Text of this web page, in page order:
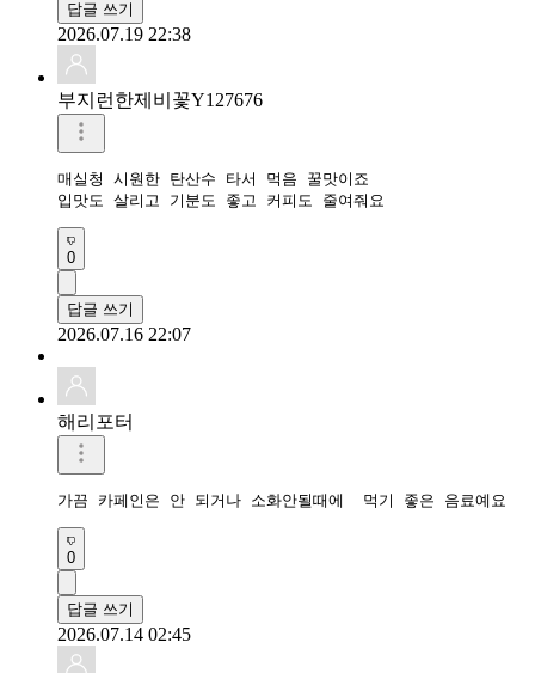
답글 쓰기
2026.07.19 22:38
부지런한제비꽃Y127676
매실청 시원한 탄산수 타서 먹음 꿀맛이죠
입맛도 살리고 기분도 좋고 커피도 줄여줘요
0
답글 쓰기
2026.07.16 22:07
해리포터
가끔 카페인은 안 되거나 소화안될때에  먹기 좋은 음료예요
0
답글 쓰기
2026.07.14 02:45